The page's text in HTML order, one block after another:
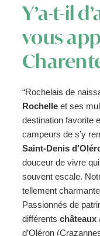
Y’a-t-il
vous
“Rochelais de
Rochelle et ses
destination favorite
campeurs de s’y
Saint-Denis
douceur de vivre qui
souvent escale.
tellement
Passionnés de
différents châteaux
d’Oléron